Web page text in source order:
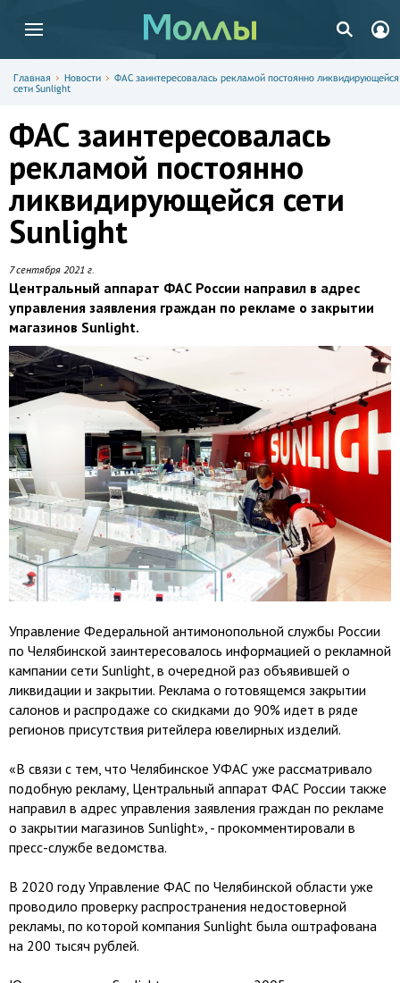
Главная Новости
ФАС заинтересовалась рекламой постоянно ликвидирующейся
сети Sunlight
ФАС заинтересовалась
рекламой постоянно
ликвидирующейся сети
Sunlight
7 сентября 2021 г.
Центральный аппарат ФАС России направил в адрес
управления заявления граждан по рекламе о закрытии
магазинов Sunlight.
Управление Федеральной антимонопольной службы России
по Челябинской заинтересовалось информацией о рекламной
кампании сети Sunlight, в очередной раз объявившей о
ликвидации и закрытии. Реклама о готовящемся закрытии
салонов и распродаже со скидками до 90% идет в ряде
регионов присутствия ритейлера ювелирных изделий.
«В связи с тем, что Челябинское УФАС уже рассматривало
подобную рекламу, Центральный аппарат ФАС России также
направил в адрес управления заявления граждан по рекламе
о закрытии магазинов Sunlight», - прокомментировали в
пресс-службе ведомства.
В 2020 году Управление ФАС по Челябинской области уже
проводило проверку распространения недостоверной
рекламы, по которой компания Sunlight была оштрафована
на 200 тысяч рублей.